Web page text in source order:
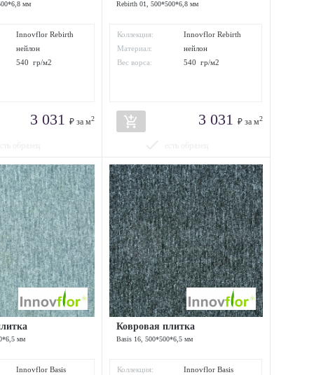
мм
Innovflor Rebirth
нейлон
540 гр/м2
3 031₽ за м2
Rebirth 01, 500*500*6,8 мм
Коллекция:
Innovflor Rebirth
Материал:
нейлон
Вес ворса:
540 гр/м2
add_shopping_cart 3 031 ₽ за м2
мм
Innovflor Basis
Ковровая плитка
Basis 16, 500*500*6,5 мм
Коллекция:
Innovflor Basis